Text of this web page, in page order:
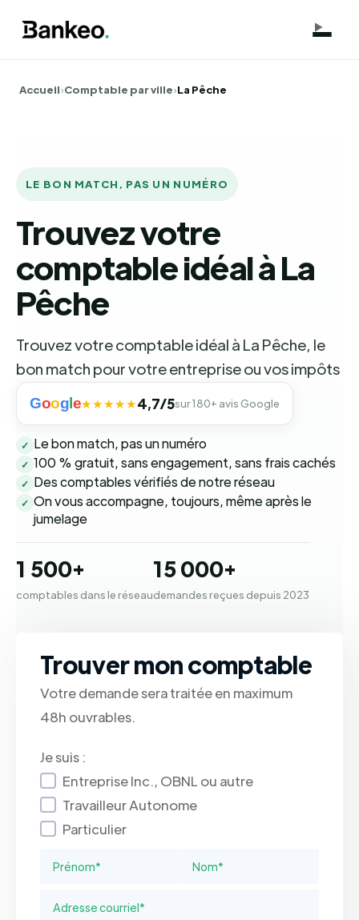
Accueil›Comptable par ville›La Pêche
LE BON MATCH, PAS UN NUMÉRO
Trouvez votre
comptable idéal à La
Pêche
Trouvez votre comptable idéal à La Pêche, le
bon match pour votre entreprise ou vos impôts
Goog e★★★★★4,7/5sur 180+ avis Google
✓ Le bon match, pas un numéro
✓ 100 % gratuit, sans engagement, sans frais cachés
✓ Des comptables vérifiés de notre réseau
✓ On vous accompagne, toujours, même après le
jumelage
1 500+
comptables dans le réseau
15 000+
demandes reçues depuis 2023
Trouver mon comptable
Votre demande sera traitée en maximum
48h ouvrables.
Je suis :
Entreprise Inc., OBNL ou autre
Travailleur Autonome
Particulier